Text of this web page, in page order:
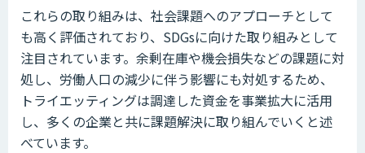
これらの取り組みは、社会課題へのアプローチとして
も高く評価されており、SDGsに向けた取り組みとして
注目されています。余剰在庫や機会損失などの課題に対
処し、労働人口の減少に伴う影響にも対処するため、
トライエッティングは調達した資金を事業拡大に活用
し、多くの企業と共に課題解決に取り組んでいくと述
べています。